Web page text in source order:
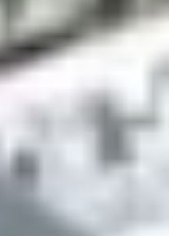
του 2025, το X–
αυξανόμενης
ωςenvelope
πτήση αποτελεί
φάση των
X–59 συνοδευόταν από
την πορεία του.
τον ήχο του X–59,
να εκτιμήσει